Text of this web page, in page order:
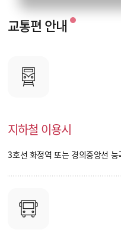
전화
031-8075-4652
교통편 안내
지하철 이용시
3호선 화정역 또는 경의중앙선 능